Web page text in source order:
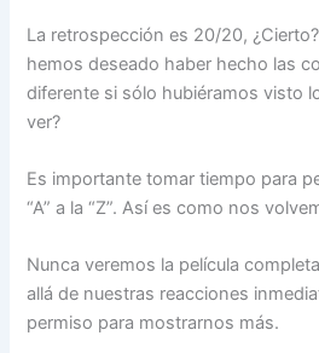
La retrospección es 20/20,
hemos deseado haber hecho las
diferente si sólo hubiéramos visto
ver?
Es importante tomar tiempo para
“A” a la “Z”. Así es como nos
Nunca veremos la película
allá de nuestras reacciones
permiso para mostrarnos más.